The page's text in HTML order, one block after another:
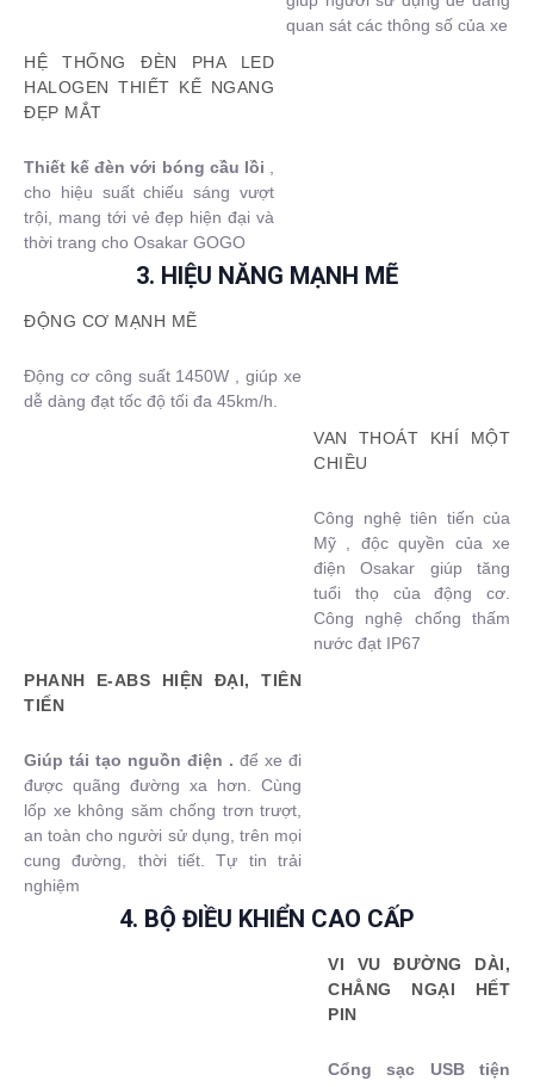
quan sát các thông số của xe
HỆ THỐNG ĐÈN PHA LED
HALOGEN THIẾT KẾ NGANG
ĐẸP MẮT
Thiết kế đèn với bóng cầu lồi
cho hiệu suất chiếu sáng vượt
trội, mang tới vẻ đẹp hiện đại và
thời trang cho Osakar GOGO
3. HIỆU NĂNG MẠNH MẼ
ĐỘNG CƠ MẠNH MẼ
Động cơ công suất 1450W , giúp xe
dễ dàng đạt tốc độ tối đa 45km/h.
VAN THOÁT KHÍ MỘT
CHIỀU
Công nghệ tiên tiến của
Mỹ , độc quyền của xe
điện Osakar giúp tăng
tuổi thọ của động cơ.
Công nghệ chống thấm
nước đạt IP67
PHANH E-ABS HIỆN ĐẠI, TIÊN
TIẾN
Giúp tái tạo nguồn điện . để xe đi
được quãng đường xa hơn. Cùng
lốp xe không săm chống trơn trượt,
an toàn cho người sử dụng, trên mọi
cung đường, thời tiết. Tự tin trải
nghiệm
4. BỘ ĐIỀU KHIỂN CAO CẤP
VI VU ĐƯỜNG DÀI,
CHẲNG NGẠI HẾT
PIN
Cổng sạc USB tiện